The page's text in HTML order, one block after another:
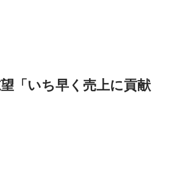
「いち早く売上に貢献